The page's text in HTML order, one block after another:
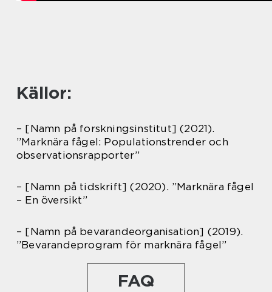
Källor:
– [Namn på forskningsinstitut] (2021).
”Marknära fågel: Populationstrender och
observationsrapporter”
– [Namn på tidskrift] (2020). ”Marknära fågel
– En översikt”
– [Namn på bevarandeorganisation] (2019).
”Bevarandeprogram för marknära fågel”
FAQ